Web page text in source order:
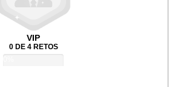
VIP
0 DE 4 RETOS